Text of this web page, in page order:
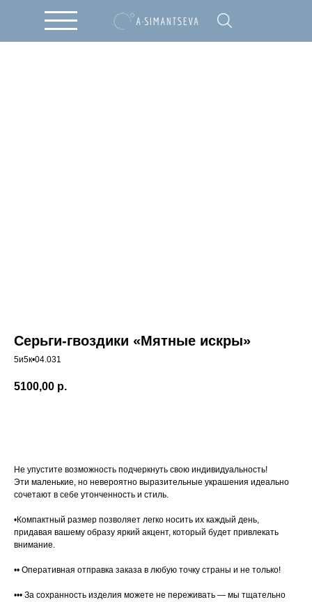
Серьги-гвоздики «Мятные искры»
5и5к•04.031
5100,00 р.
Не упустите возможность подчеркнуть свою индивидуальность!
Эти маленькие, но невероятно выразительные украшения идеально
сочетают в себе утонченность и стиль.
•Компактный размер позволяет легко носить их каждый день,
придавая вашему образу яркий акцент, который будет привлекать
внимание.
•• Оперативная отправка заказа в любую точку страны и не только!
••• За сохранность изделия можете не переживать — мы тщательно